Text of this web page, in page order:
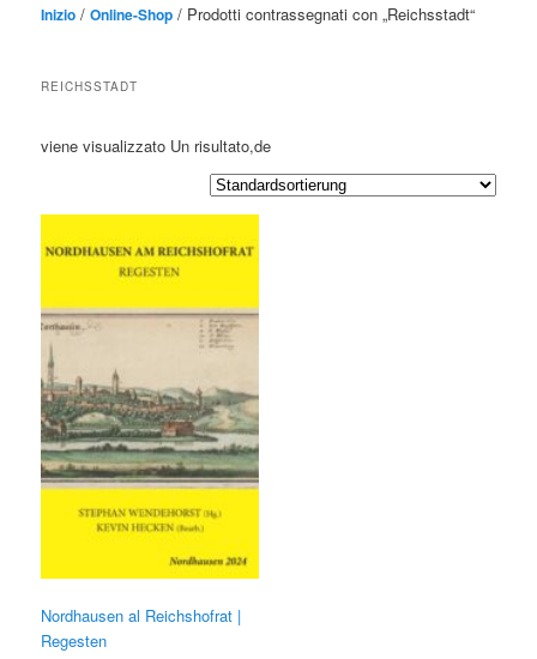
Inizio /Online-Shop / Prodotti contrassegnati con „Reichsstadt“
REICHSSTADT
viene visualizzato Un risultato,de
Nordhausen al Reichshofrat |
Regesten